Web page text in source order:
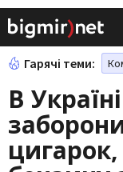
Гарячі теми:
В